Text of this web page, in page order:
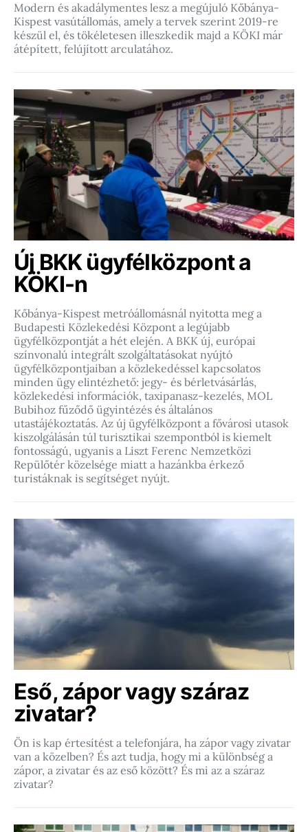
Modern és akadálymentes lesz a megújuló Kőbánya-
Kispest vasútállomás, amely a tervek szerint 2019-re
készül el, és tökéletesen illeszkedik majd a KÖKI már
átépített, felújított arculatához.
Új BKK ügyfélközpont a
KÖKI-n
Kőbánya-Kispest metróállomásnál nyitotta meg a
Budapesti Közlekedési Központ a legújabb
ügyfélközpontját a hét elején. A BKK új, európai
színvonalú integrált szolgáltatásokat nyújtó
ügyfélközpontjaiban a közlekedéssel kapcsolatos
minden ügy elintézhető: jegy- és bérletvásárlás,
közlekedési információk, taxipanasz-kezelés, MOL
Bubihoz fűződő ügyintézés és általános
utastájékoztatás. Az új ügyfélközpont a fővárosi utasok
kiszolgálásán túl turisztikai szempontból is kiemelt
fontosságú, ugyanis a Liszt Ferenc Nemzetközi
Repülőtér közelsége miatt a hazánkba érkező
turistáknak is segítséget nyújt.
Eső, zápor vagy száraz
zivatar?
Ön is kap értesítést a telefonjára, ha zápor vagy zivatar
van a közelben? És azt tudja, hogy mi a különbség a
zápor, a zivatar és az eső között? És mi az a száraz
zivatar?